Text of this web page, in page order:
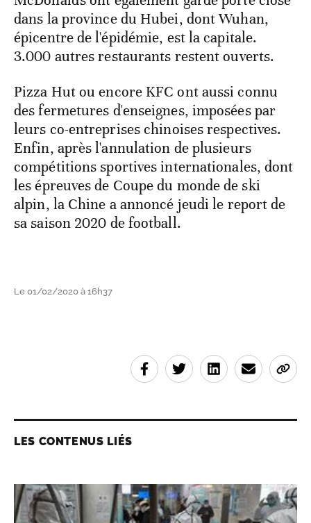
dans la province du Hubei, dont Wuhan,
épicentre de l'épidémie, est la capitale.
3.000 autres restaurants restent ouverts.
Pizza Hut ou encore KFC ont aussi connu
des fermetures d'enseignes, imposées par
leurs co-entreprises chinoises respectives.
Enfin, après l'annulation de plusieurs
compétitions sportives internationales, dont
les épreuves de Coupe du monde de ski
alpin, la Chine a annoncé jeudi le report de
sa saison 2020 de football.
Le 01/02/2020 à 16h37
LES CONTENUS LIÉS